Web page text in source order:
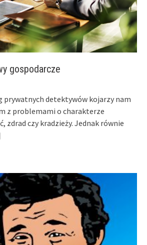
gospodarcze
prywatnych detektywów kojarzy nam
z problemami o charakterze
zdrad czy kradzieży. Jednak równie